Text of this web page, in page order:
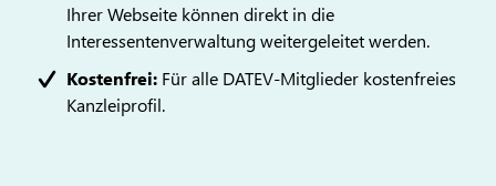
Ihrer Webseite können direkt in die
Interessentenverwaltung weitergeleitet werden.
Kostenfrei: Für alle DATEV-Mitglieder kostenfreies
Kanzleiprofil.